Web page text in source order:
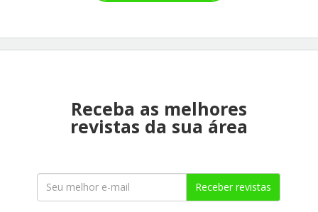
Receba as melhores
revistas da sua área
Receber revistas